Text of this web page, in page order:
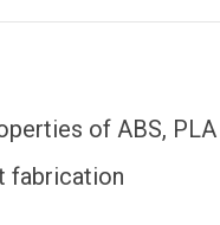
of ABS,
fabrication